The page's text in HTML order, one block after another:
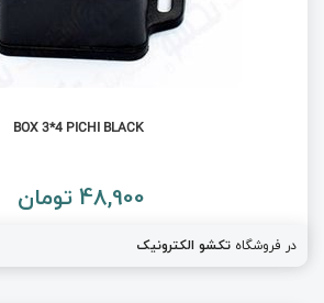
BOX 3*4 PICHI BLACK
48,900 تومان
در فروشگاه تکشو الکترونیک